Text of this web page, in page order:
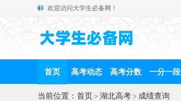
欢迎访问大学生必备网！
首页 高考动态 高考分数 一分一段
当前位置： 首页> 湖北高考> 成绩查询